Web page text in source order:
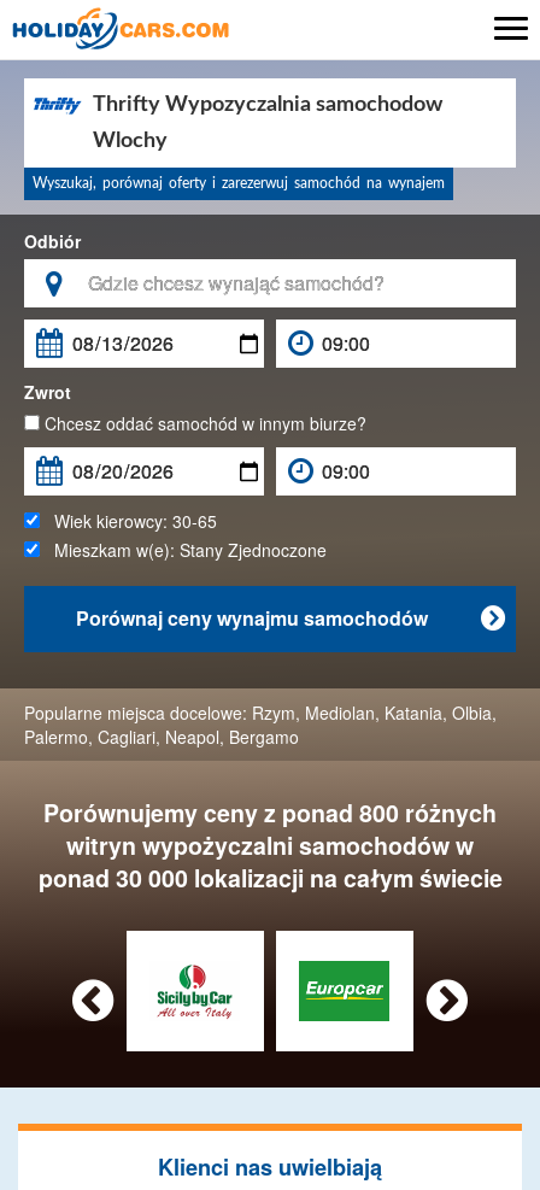
Thrifty Wypozyczalnia samochodow
Wlochy
Wyszukaj, porównaj oferty i zarezerwuj samochód na wynajem
Odbiór


Zwrot
Chcesz oddać samochód w innym biurze?
Wiek kierowcy: 30-65
Mieszkam w(e): Stany Zjednoczone

Porównaj ceny wynajmu samochodów
Popularne miejsca docelowe: Rzym, Mediolan, Katania, Olbia,
Palermo, Cagliari, Neapol, Bergamo
Porównujemy ceny z ponad 800 różnych
witryn wypożyczalni samochodów w
ponad 30 000 lokalizacji na całym świecie
 
Klienci nas uwielbiają